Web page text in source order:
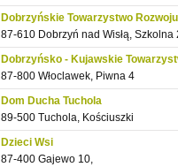
Dobrzyńskie Towarzystwo Rozwoju
87-610 Dobrzyń nad Wisłą, Szkolna
Dobrzyńsko - Kujawskie
87-800 Włoclawek, Piwna 4
Dom Ducha Tuchola
89-500 Tuchola, Kościuszki
Dzieci Wsi
87-400 Gajewo 10,